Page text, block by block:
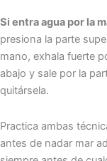
Si entra agua por la
presiona la parte
mano, exhala fuerte
abajo y sale por la
quitársela.
Practica ambas
antes de nadar mar